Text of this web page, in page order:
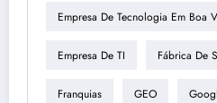
Empresa De Tecnologia Em Boa
Empresa De TI Fábrica De
Franquias GEO